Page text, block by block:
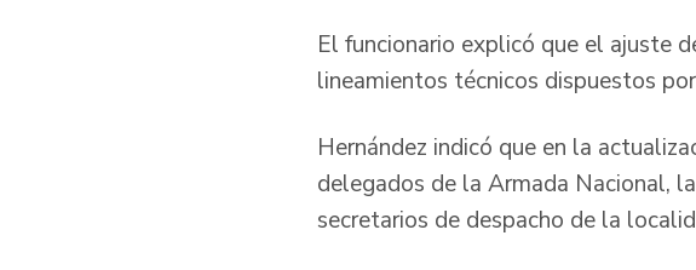
El funcionario explicó que el ajuste
lineamientos técnicos dispuestos
Hernández indicó que en la
delegados de la Armada Nacional,
secretarios de despacho de la